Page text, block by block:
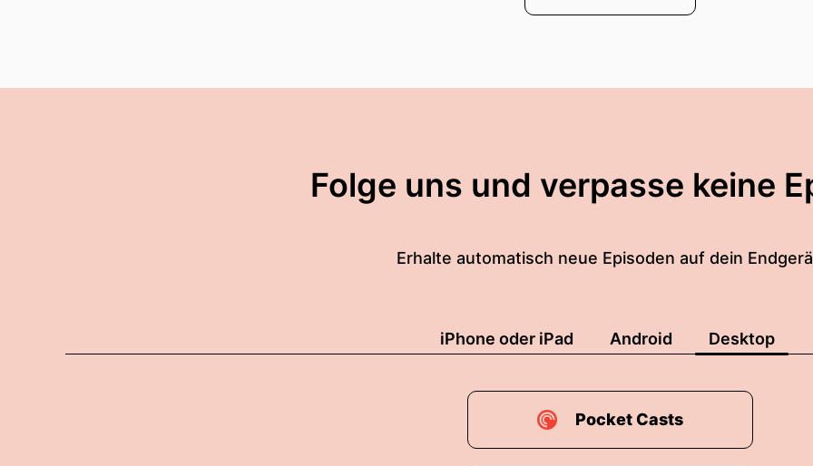
Folge uns und verpasse keine
Erhalte automatisch neue Episoden auf dein
iPhone oder iPad Android Desktop
Pocket Casts